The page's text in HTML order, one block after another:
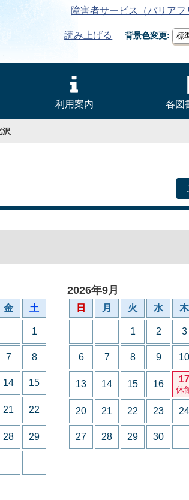
障害者サービス（バリアフ
読み上げる 背景色変更 標
利用案内 各図
沢
金 土
1
7 8
14 15
21 22
28 29
2026年9月
日 月 火 水 木
1 2 3
6 7 8 9 10
13 14 15 16 17
休
20 21 22 23 24
27 28 29 30